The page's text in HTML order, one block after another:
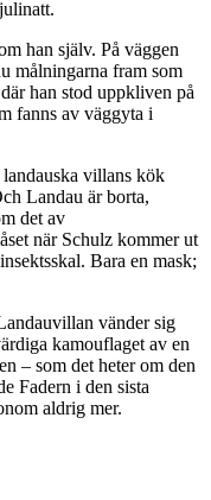
han själv. På väggen
målningarna fram som
han stod uppkliven på
fanns av väggyta i
villans kök
Landau är borta,
det av
när Schulz kommer ut
Bara en mask;
vänder sig
kamouflaget av en
– som det heter om den
Fadern i den sista
aldrig mer.